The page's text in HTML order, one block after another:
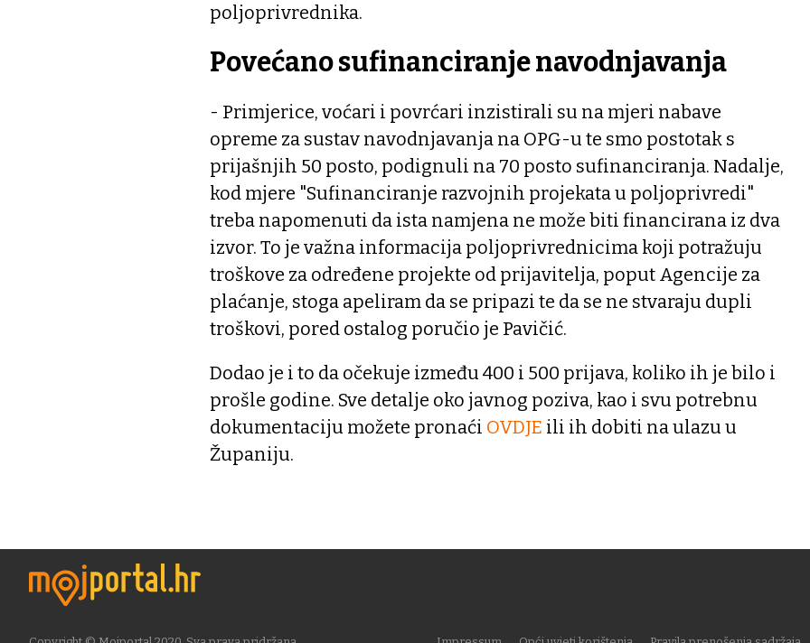
poljoprivrednika.
Povećano sufinanciranje navodnjavanja
- Primjerice, voćari i povrćari inzistirali su na mjeri nabave
opreme za sustav navodnjavanja na OPG-u te smo postotak s
prijašnjih 50 posto, podignuli na 70 posto sufinanciranja. Nadalje,
kod mjere "Sufinanciranje razvojnih projekata u poljoprivredi"
treba napomenuti da ista namjena ne može biti financirana iz dva
izvor. To je važna informacija poljoprivrednicima koji potražuju
troškove za određene projekte od prijavitelja, poput Agencije za
plaćanje, stoga apeliram da se pripazi te da se ne stvaraju dupli
troškovi, pored ostalog poručio je Pavičić.
Dodao je i to da očekuje između 400 i 500 prijava, koliko ih je bilo i
prošle godine. Sve detalje oko javnog poziva, kao i svu potrebnu
dokumentaciju možete pronaći OVDJE ili ih dobiti na ulazu u
Županiju.